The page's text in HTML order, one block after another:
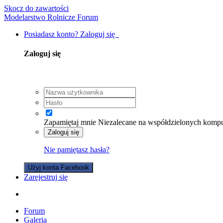
Skocz do zawartości
Modelarstwo Rolnicze Forum
Posiadasz konto? Zaloguj się
Zaloguj się
Zapamiętaj mnie Niezalecane na współdzielonych
Zaloguj się
Nie pamiętasz hasła?
Użyj konta Facebook
Zarejestruj się
Forum
Galeria